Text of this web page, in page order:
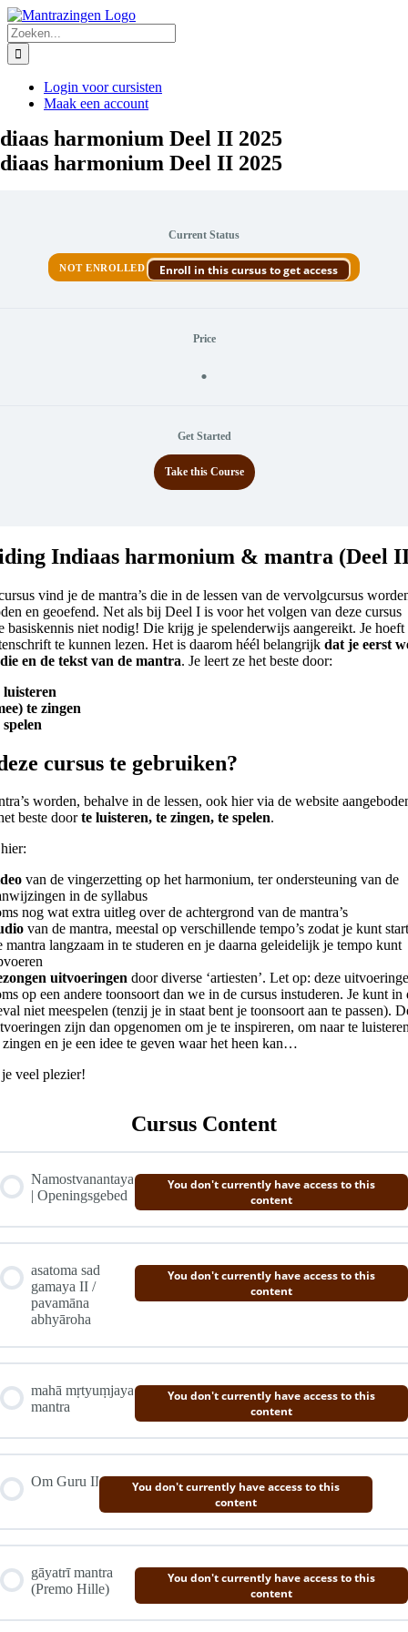
Ga
naar
inhoud
Zoeken
naar:
Login voor cursisten
Maak een account
harmonium Deel II 2025
harmonium Deel II 2025
Current Status
NOT ENROLLED Enroll in this cursus to get access
Price
.
Get Started
Take this Course
Indiaas harmonium & mantra (Deel
vind je de mantra’s die in de lessen van de vervolgcursus
en geoefend. Net als bij Deel I is voor het volgen van deze cursus
basiskennis niet nodig! Die krijg je spelenderwijs aangereikt. Je hoeft
te kunnen lezen. Het is daarom héél belangrijk dat je eerst
en de tekst van de mantra. Je leert ze het beste door:
luisteren
te zingen
spelen
cursus te gebruiken?
worden, behalve in de lessen, ook hier via de website
beste doorte luisteren, te zingen, te spelen.
van de vingerzetting op het harmonium, ter ondersteuning van de
in de syllabus
nog wat extra uitleg over de achtergrond van de mantra’s
van de mantra, meestal op verschillende tempo’s zodat je kunt
mantra langzaam in te studeren en je daarna geleidelijk je tempo kunt
uitvoeringen door diverse ‘artiesten’. Let op: deze
op een andere toonsoort dan we in de cursus instuderen. Je kunt in
niet meespelen (tenzij je in staat bent je toonsoort aan te passen).
zijn dan opgenomen om je te inspireren, om naar te
zingen en je een idee te geven waar het heen kan…
veel plezier!
Cursus Content
Namostvanantaya
| Openingsgebed
You don't currently have access to this
content
asatoma sad
gamaya II /
pavamāna
abhyāroha
You don't currently have access to this
content
mahā mṛtyuṃjaya
mantra
You don't currently have access to this
content
Om Guru II
You don't currently have access to this
content
gāyatrī mantra
(Premo Hille)
You don't currently have access to this
content